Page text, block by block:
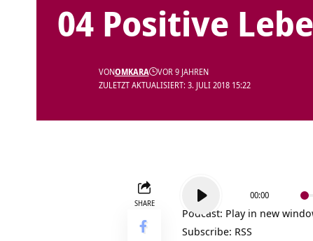
04 Positive
ZULETZT AKTUALISIERT: 3. JULI 2018 15:22
VONOMKARA VOR 9 JAHREN
SHARE
Player
00:00
Podcast: Play in new
Subscribe: RSS